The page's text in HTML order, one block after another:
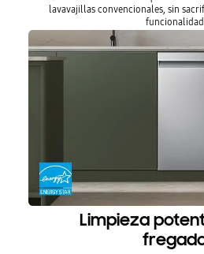
lavavajillas convencionales, sin
Limpieza